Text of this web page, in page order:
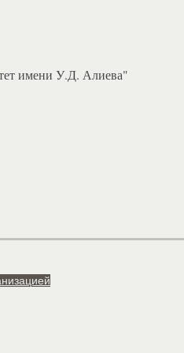
имени У.Д. Алиева"